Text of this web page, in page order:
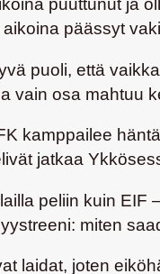
puuttunut ja
päässyt
puoli, että
vain osa mahtuu
kamppailee
jatkaa
peliin kuin
miten
laidat, joten